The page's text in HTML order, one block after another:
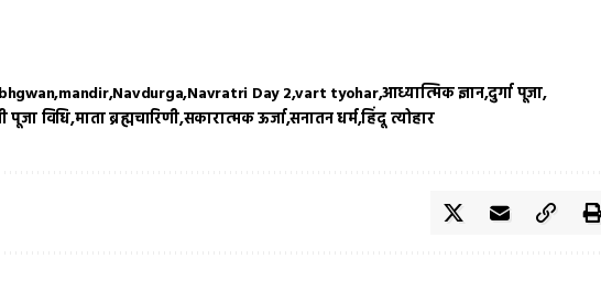
mandirNavdurga Navratri Day 2vart tyoharआध्यात्मिक ज्ञानदुर्गा पूजा
पूजा विधिमाता ब्रह्मचारिणीसकारात्मक ऊर्जासनातन धर्महिंदू त्योहार